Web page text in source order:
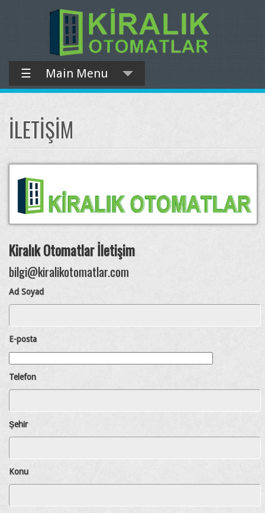
☰ Main Menu
İLETIŞIM
Kiralık Otomatlar İletişim
bilgi@kiralikotomatlar.com
Ad Soyad
E-posta
Telefon
Şehir
Konu